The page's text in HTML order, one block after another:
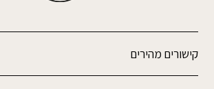
קישורים מהירים